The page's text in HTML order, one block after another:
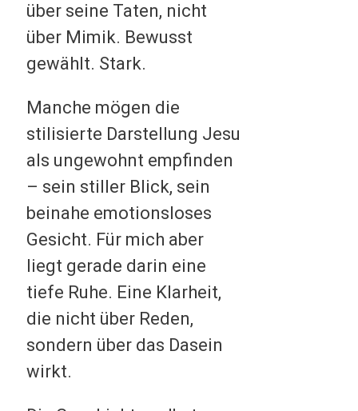
über seine Taten, nicht
über Mimik. Bewusst
gewählt. Stark.
Manche mögen die
stilisierte Darstellung Jesu
als ungewohnt empfinden
– sein stiller Blick, sein
beinahe emotionsloses
Gesicht. Für mich aber
liegt gerade darin eine
tiefe Ruhe. Eine Klarheit,
die nicht über Reden,
sondern über das Dasein
wirkt.